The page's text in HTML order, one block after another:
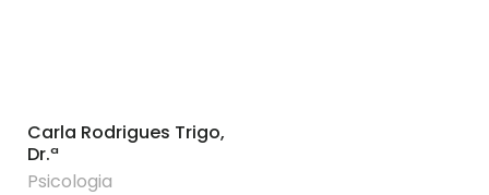
Carla Rodrigues Trigo,
Dr.ª
Psicologia